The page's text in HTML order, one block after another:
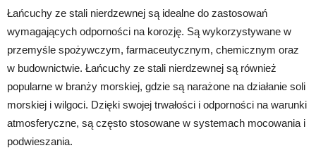
Łańcuchy ze stali nierdzewnej są idealne do zastosowań
wymagających odporności na korozję. Są wykorzystywane w
przemyśle spożywczym, farmaceutycznym, chemicznym oraz
w budownictwie. Łańcuchy ze stali nierdzewnej są również
popularne w branży morskiej, gdzie są narażone na działanie soli
morskiej i wilgoci. Dzięki swojej trwałości i odporności na warunki
atmosferyczne, są często stosowane w systemach mocowania i
podwieszania.